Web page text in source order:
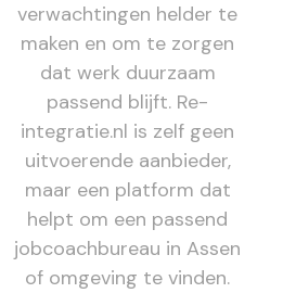
verwachtingen helder te
maken en om te zorgen
dat werk duurzaam
passend blijft. Re-
integratie.nl is zelf geen
uitvoerende aanbieder,
maar een platform dat
helpt om een passend
jobcoachbureau in Assen
of omgeving te vinden.